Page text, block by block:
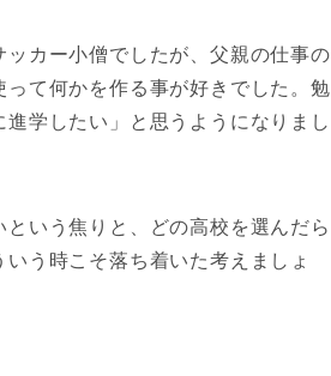
カー小僧でしたが、父親の仕事の
て何かを作る事が好きでした。勉
学したい」と思うようになりまし
いう焦りと、どの高校を選んだら
う時こそ落ち着いた考えましょ